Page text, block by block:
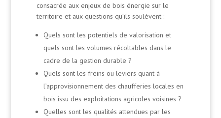
consacrée aux enjeux de bois énergie sur le
territoire et aux questions qu’ils soulèvent :
Quels sont les potentiels de valorisation et
quels sont les volumes récoltables dans le
cadre de la gestion durable ?
Quels sont les freins ou leviers quant à
l’approvisionnement des chaufferies locales en
bois issu des exploitations agricoles voisines ?
Quelles sont les qualités attendues par les